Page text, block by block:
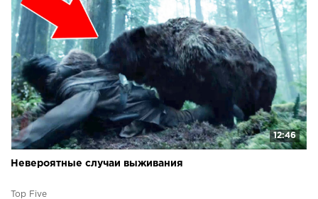
12:46
Невероятные случаи выживания
Top Five